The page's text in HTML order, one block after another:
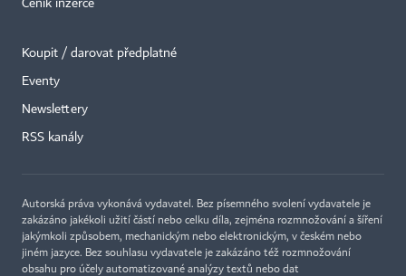
Ceník inzerce
Koupit / darovat předplatné
Eventy
Newslettery
RSS kanály
Autorská práva vykonává vydavatel. Bez písemného svolení vydavatele je
zakázáno jakékoli užití částí nebo celku díla, zejména rozmnožování a šíření
jakýmkoli způsobem, mechanickým nebo elektronickým, v českém nebo
jiném jazyce. Bez souhlasu vydavatele je zakázáno též rozmnožování
obsahu pro účely automatizované analýzy textů nebo dat